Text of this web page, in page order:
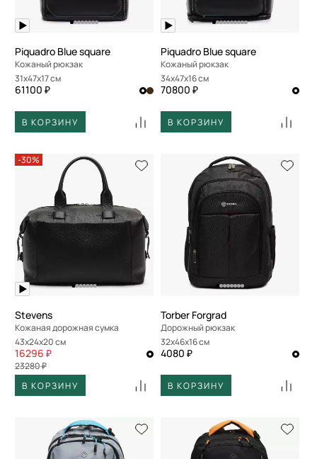
Piquadro Blue square
Кожаный рюкзак
31x47x17 см
61100 ₽
В КОРЗИНУ
Piquadro Blue square
Кожаный рюкзак
34x47x16 см
70800 ₽
В КОРЗИНУ
-30%
Stevens
Кожаная дорожная сумка
43x24x20 см
16296 ₽
23280 ₽
В КОРЗИНУ
Torber Forgrad
Дорожный рюкзак
32x46x16 см
4080 ₽
В КОРЗИНУ